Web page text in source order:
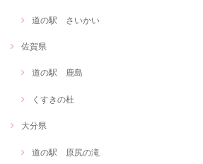
道の駅 さいかい
佐賀県
道の駅 鹿島
くすきの杜
大分県
道の駅 原尻の滝